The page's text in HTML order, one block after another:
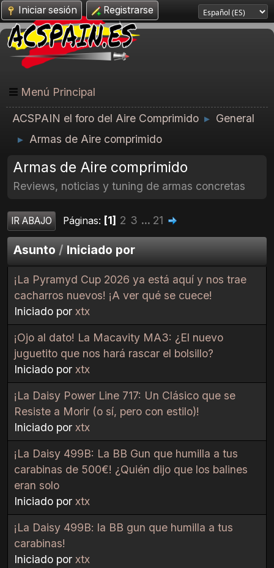
Iniciar sesión Registrarse
Menú Principal
ACSPAIN el foro del Aire Comprimido ► General
► Armas de Aire comprimido
Armas de Aire comprimido
Reviews, noticias y tuning de armas concretas
IR ABAJO Páginas 1 2 3 ... 21
Asunto / Iniciado por
¡La Pyramyd Cup 2026 ya está aquí y nos trae
cacharros nuevos! ¡A ver qué se cuece!
Iniciado por xtx
¡Ojo al dato! La Macavity MA3: ¿El nuevo
juguetito que nos hará rascar el bolsillo?
Iniciado por xtx
¡La Daisy Power Line 717: Un Clásico que se
Resiste a Morir (o sí, pero con estilo)!
Iniciado por xtx
¡La Daisy 499B: La BB Gun que humilla a tus
carabinas de 500€! ¿Quién dijo que los balines
eran solo
Iniciado por xtx
¡La Daisy 499B: la BB gun que humilla a tus
carabinas!
Iniciado por xtx